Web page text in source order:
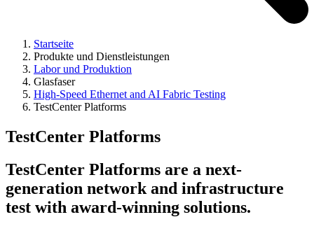
Startseite
Produkte und Dienstleistungen
Labor und Produktion
Glasfaser
High-Speed Ethernet and AI Fabric Testing
TestCenter Platforms
TestCenter Platforms
TestCenter Platforms are a next-
generation network and infrastructure
test with award-winning solutions.